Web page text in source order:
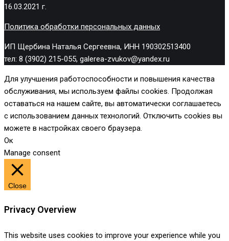
16.03.2021 г.
Политика обработки персональных данных
ИП Щербина Наталья Сергеевна, ИНН 190302513400
тел: 8 (3902) 215-055, galerea-zvukov@yandex.ru
Для улучшения работоспособности и повышения качества
обслуживания, мы используем файлы cookies. Продолжая
оставаться на нашем сайте, вы автоматически соглашаетесь
с использованием данных технологий. Отключить cookies вы
можете в настройках своего браузера.
Ок
Manage consent
Close
Privacy Overview
This website uses cookies to improve your experience while you